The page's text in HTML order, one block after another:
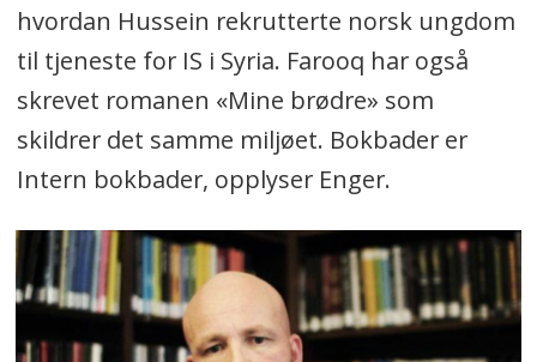
hvordan Hussein rekrutterte norsk ungdom
til tjeneste for IS i Syria. Farooq har også
skrevet romanen «Mine brødre» som
skildrer det samme miljøet. Bokbader er
Intern bokbader, opplyser Enger.